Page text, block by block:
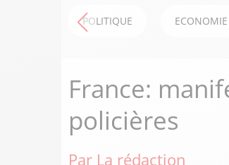
POLITIQUE ECONOMIE
France:
policières
Par La rédaction